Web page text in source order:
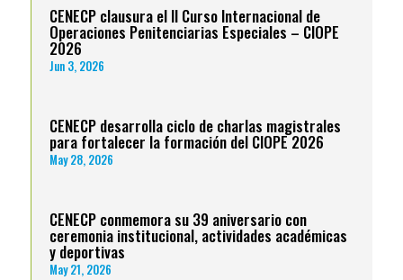
CENECP clausura el II Curso Internacional de
Operaciones Penitenciarias Especiales – CIOPE
2026
Jun 3, 2026
CENECP desarrolla ciclo de charlas magistrales
para fortalecer la formación del CIOPE 2026
May 28, 2026
CENECP conmemora su 39 aniversario con
ceremonia institucional, actividades académicas
y deportivas
May 21, 2026